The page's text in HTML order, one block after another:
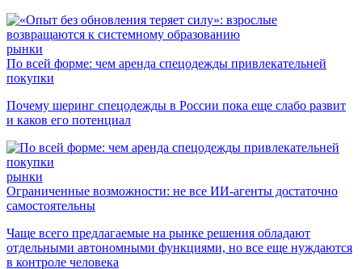
рынки
По всей форме: чем аренда спецодежды привлекательней
покупки
Почему шеринг спецодежды в России пока еще слабо развит
и каков его потенциал
рынки
Ограниченные возможности: не все ИИ-агенты достаточно
самостоятельны
Чаще всего предлагаемые на рынке решения обладают
отдельными автономными функциями, но все еще нуждаются
в контроле человека